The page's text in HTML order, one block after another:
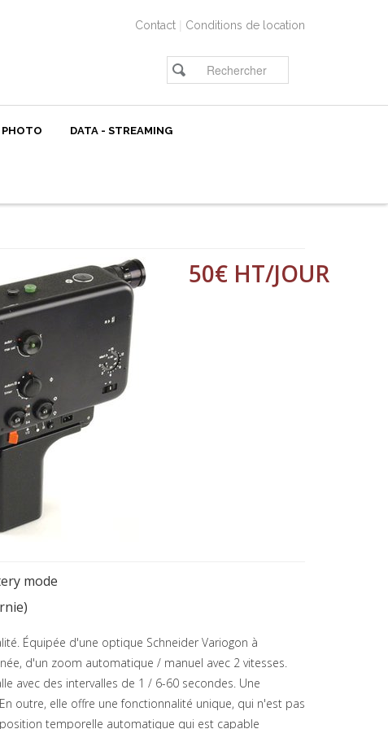
Contact | Conditions de location
PHOTO DATA - STREAMING
50€ HT/JOUR
mode
Équipée d'une optique Schneider Variogon à
d'un zoom automatique / manuel avec 2 vitesses.
avec des intervalles de 1 / 6-60 secondes. Une
En outre, elle offre une fonctionnalité unique, qui n'est pas
temporelle automatique qui est capable